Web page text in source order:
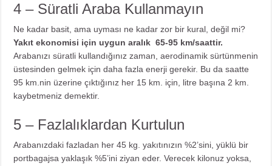
4 – Süratli Araba Kullanmayın
Ne kadar basit, ama uyması ne kadar zor bir kural, değil mi?
Yakıt ekonomisi için uygun aralık 65-95 km/saattir.
Arabanızı süratli kullandığınız zaman, aerodinamik sürtünmenin
üstesinden gelmek için daha fazla enerji gerekir. Bu da saatte
95 km.nin üzerine çıktığınız her 15 km. için, litre başına 2 km.
kaybetmeniz demektir.
5 – Fazlalıklardan Kurtulun
Arabanızdaki fazladan her 45 kg. yakıtınızın %2’sini, yüklü bir
portbagajsa yaklaşık %5’ini ziyan eder. Verecek kilonuz yoksa,